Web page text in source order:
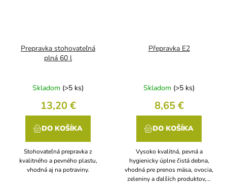
Prepravka stohovateľná
plná 60 l
Skladom (>5 ks)
13,20 €
DO KOŠÍKA
Stohovateľná prepravka z
kvalitného a pevného plastu,
vhodná aj na potraviny.
Přepravka E2
Skladom (>5 ks)
8,65 €
DO KOŠÍKA
Vysoko kvalitná, pevná a
hygienicky úplne čistá debna,
vhodná pre prenos mäsa, ovocia,
zeleniny a ďalších produktov,...